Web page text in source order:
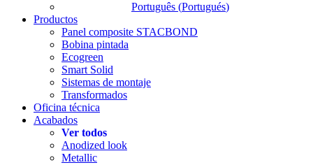
Português (Portugués)
Productos
Panel composite STACBOND
Bobina pintada
Ecogreen
Smart Solid
Sistemas de montaje
Transformados
Oficina técnica
Acabados
Ver todos
Anodized look
Metallic